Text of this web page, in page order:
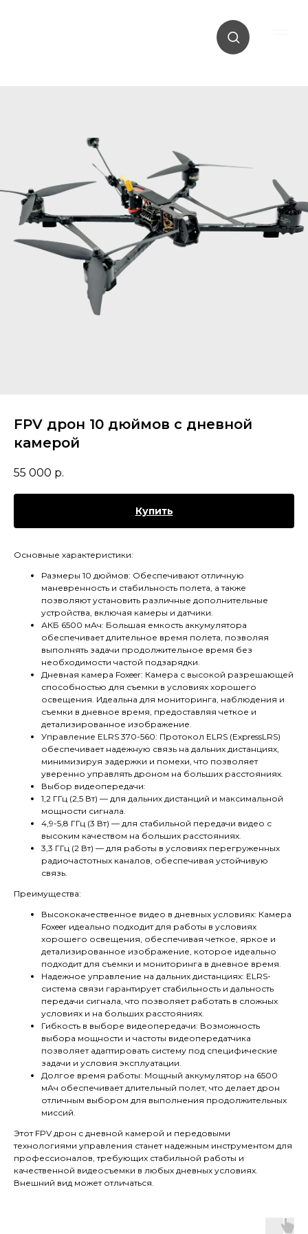
FPV дрон 10 дюймов с дневной
камерой
55 000 р.
Купить
Основные характеристики:
Размеры 10 дюймов: Обеспечивают отличную
маневренность и стабильность полета, а также
позволяют установить различные дополнительные
устройства, включая камеры и датчики.
АКБ 6500 мАч: Большая емкость аккумулятора
обеспечивает длительное время полета, позволяя
выполнять задачи продолжительное время без
необходимости частой подзарядки.
Дневная камера Foxeer: Камера с высокой разрешающей
способностью для съемки в условиях хорошего
освещения. Идеальна для мониторинга, наблюдения и
съемки в дневное время, предоставляя четкое и
детализированное изображение.
Управление ELRS 370-560: Протокол ELRS (ExpressLRS)
обеспечивает надежную связь на дальних дистанциях,
минимизируя задержки и помехи, что позволяет
уверенно управлять дроном на больших расстояниях.
Выбор видеопередачи:
1,2 ГГц (2,5 Вт) — для дальних дистанций и максимальной
мощности сигнала.
4,9-5,8 ГГц (3 Вт) — для стабильной передачи видео с
высоким качеством на больших расстояниях.
3,3 ГГц (2 Вт) — для работы в условиях перегруженных
радиочастотных каналов, обеспечивая устойчивую
связь.
Преимущества:
Высококачественное видео в дневных условиях: Камера
Foxeer идеально подходит для работы в условиях
хорошего освещения, обеспечивая четкое, яркое и
детализированное изображение, которое идеально
подходит для съемки и мониторинга в дневное время.
Надежное управление на дальних дистанциях: ELRS-
система связи гарантирует стабильность и дальность
передачи сигнала, что позволяет работать в сложных
условиях и на больших расстояниях.
Гибкость в выборе видеопередачи: Возможность
выбора мощности и частоты видеопередатчика
позволяет адаптировать систему под специфические
задачи и условия эксплуатации.
Долгое время работы: Мощный аккумулятор на 6500
мАч обеспечивает длительный полет, что делает дрон
отличным выбором для выполнения продолжительных
миссий.
Этот FPV дрон с дневной камерой и передовыми
технологиями управления станет надежным инструментом для
профессионалов, требующих стабильной работы и
качественной видеосъемки в любых дневных условиях.
Внешний вид может отличаться.